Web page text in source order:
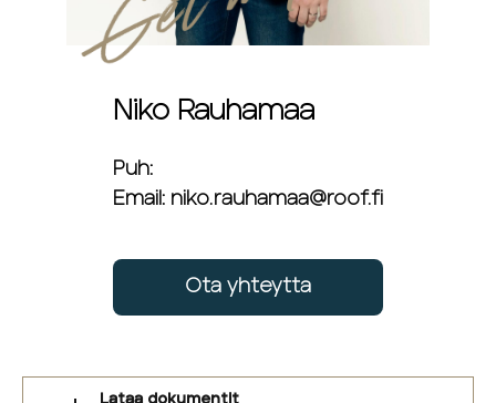
Niko Rauhamaa
Puh:
Email: niko.rauhamaa@roof.fi
Ota yhteytta